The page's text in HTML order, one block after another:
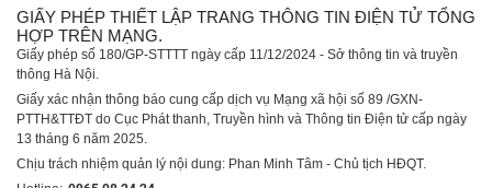
GIẤY PHÉP THIẾT LẬP TRANG THÔNG TIN ĐIỆN TỬ TỔNG
HỢP TRÊN MẠNG.
Giấy phép số 180/GP-STTTT ngày cấp 11/12/2024 - Sở thông tin và truyền
thông Hà Nội.
Giấy xác nhận thông báo cung cấp dịch vụ Mạng xã hội số 89 /GXN-
PTTH&TTĐT do Cục Phát thanh, Truyền hình và Thông tin Điện tử cấp ngày
13 tháng 6 năm 2025.
Chịu trách nhiệm quản lý nội dung: Phan Minh Tâm - Chủ tịch HĐQT.